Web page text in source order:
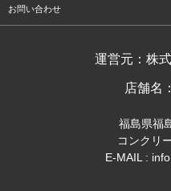
お問い合わせ
運営元：株
店舗名：
福島県福
コンクリ
E-MAIL :